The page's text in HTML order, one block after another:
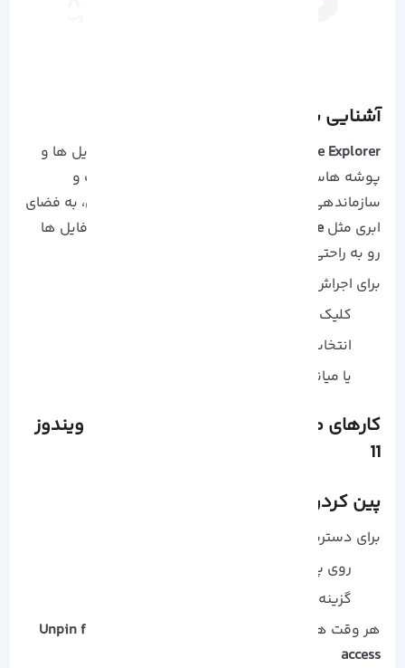
آشنایی با File Explorer در ویندوز 11
File Explorer
توی ویندوز 11 مرکز مدیریت همه‌ فایل‌ ها و
پوشه‌ هاست. باهاش میتونی فایل‌ ها رو مدیریت و
سازماندهی کنی، پوشه‌ ها رو جا به‌ جا یا کپی کنی، به فضای
ابری مثلOneDrive
وصل بشی و مهم‌ تر از همه، فایل‌ ها
رو به راحتی به اشتراک بذاری.
برای اجراش کافیه یکی از این کارها رو انجام بدی:
کلیک روی آیکن File Explorer در Taskbar
انتخاب از Start Menu
یا میانبر Windows + E
کارهای مهم و کاربردی در File Explorer ویندوز
11
پین کردن پوشه‌ ها به Quick Access
برای دسترسی سریع‌ تر به پوشه‌ های مهم:
روی پوشه راست‌ کلیک کن
گزینه‌ی
هر وقت هم خواستی حذفش کنی ->
Unpin from Quick
access